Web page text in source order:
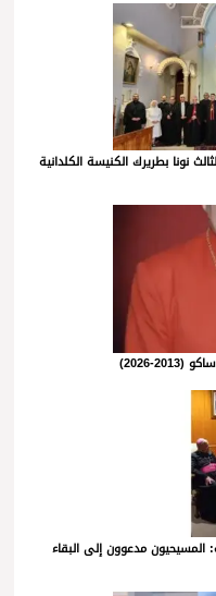
نونا بطريرك الكنيسة الكلدانية
2026)
المسيحيون مدعوون إلى البقاء